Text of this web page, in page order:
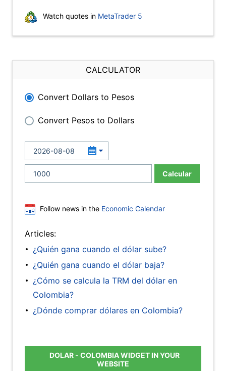
Watch quotes in MetaTrader 5
CALCULATOR
Convert Dollars to Pesos
Convert Pesos to Dollars
Calcular
Follow news in the Economic Calendar
Articles:
¿Quién gana cuando el dólar sube?
¿Quién gana cuando el dólar baja?
¿Cómo se calcula la TRM del dólar en
Colombia?
¿Dónde comprar dólares en Colombia?
DOLAR - COLOMBIA WIDGET IN YOUR
WEBSITE